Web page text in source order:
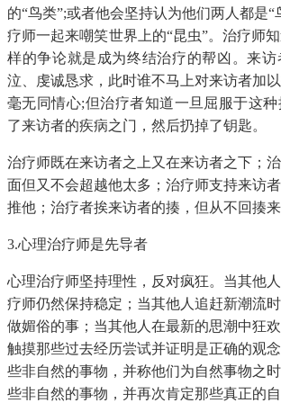
的“鸟类”;或者他会坚持认为他们两人都是“
疗师一起来嘲笑世界上的“昆虫”。治疗师
样的争论就是成为终结治疗的帮凶。来
泣、虔诚恳求，此时谁不马上对来访者加
毫无同情心;但治疗者知道一旦屈服于这
了来访者的疾病之门，然后扔掉了钥匙。
治疗师既在来访者之上又在来访者之下；
面但又不会超越他太多；治疗师支持来访
推他；治疗者挨来访者的揍，但从不回揍来
3.心理治疗师是先导者
心理治疗师坚持理性，反对疯狂。当其他
疗师仍然保持稳定；当其他人追赶新潮流
做媚俗的事；当其他人在最新的思潮中狂
触摸那些过去经历尝试并证明是正确的观
些非自然的事物，并称他们为自然事物之
些非自然的事物，并再次肯定那些真正的自